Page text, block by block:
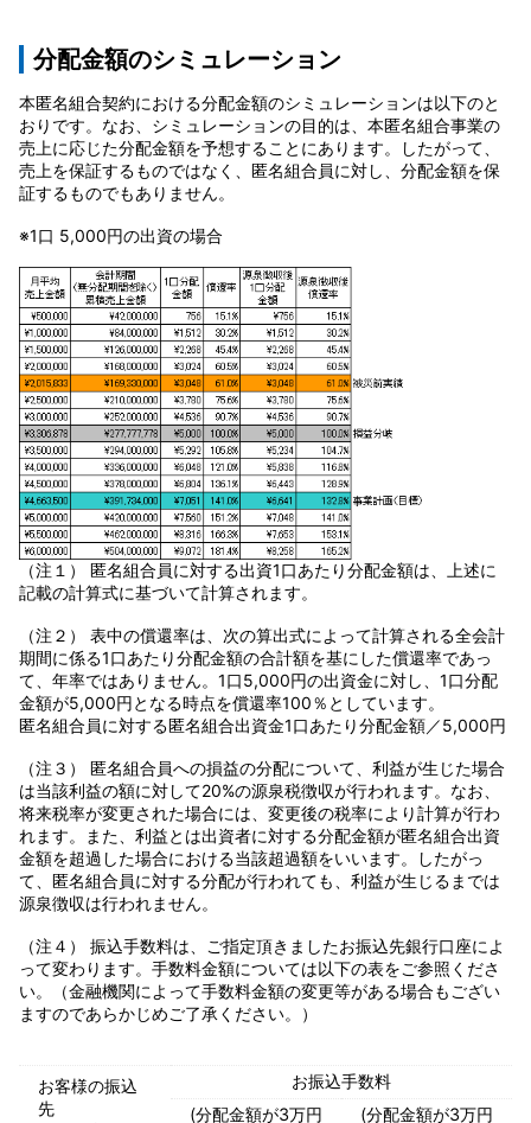
分配金額のシミュレーション
本匿名組合契約における分配金額のシミュレーションは以下のと
おりです。なお、シミュレーションの目的は、本匿名組合事業の
売上に応じた分配金額を予想することにあります。したがって、
売上を保証するものではなく、匿名組合員に対し、分配金額を保
証するものでもありません。
※1口 5,000円の出資の場合
（注１） 匿名組合員に対する出資1口あたり分配金額は、上述に
記載の計算式に基づいて計算されます。
（注２） 表中の償還率は、次の算出式によって計算される全会計
期間に係る1口あたり分配金額の合計額を基にした償還率であっ
て、年率ではありません。1口5,000円の出資金に対し、1口分配
金額が5,000円となる時点を償還率100％としています。
匿名組合員に対する匿名組合出資金1口あたり分配金額／5,000円
（注３） 匿名組合員への損益の分配について、利益が生じた場合
は当該利益の額に対して20%の源泉税徴収が行われます。なお、
将来税率が変更された場合には、変更後の税率により計算が行わ
れます。また、利益とは出資者に対する分配金額が匿名組合出資
金額を超過した場合における当該超過額をいいます。したがっ
て、匿名組合員に対する分配が行われても、利益が生じるまでは
源泉徴収は行われません。
（注４） 振込手数料は、ご指定頂きましたお振込先銀行口座によ
って変わります。手数料金額については以下の表をご参照くださ
い。（金融機関によって手数料金額の変更等がある場合もござい
ますのであらかじめご了承ください。）
お客様の振込
先
お振込手数料
(分配金額が3万円
(分配金額が3万円